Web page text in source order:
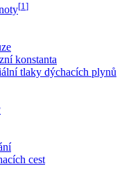
[1 ]
konstanta
tlaky dýchacích plynů
cest